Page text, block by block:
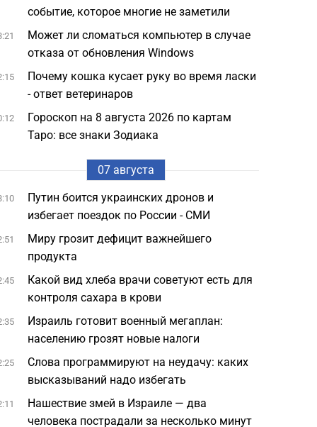
событие, которое многие не заметили
Может ли сломаться компьютер в случае
отказа от обновления Windows
Почему кошка кусает руку во время ласки
- ответ ветеринаров
Гороскоп на 8 августа 2026 по картам
Таро: все знаки Зодиака
07 августа
Путин боится украинских дронов и
избегает поездок по России - СМИ
Миру грозит дефицит важнейшего
продукта
Какой вид хлеба врачи советуют есть для
контроля сахара в крови
Израиль готовит военный мегаплан:
населению грозят новые налоги
Слова программируют на неудачу: каких
высказываний надо избегать
Нашествие змей в Израиле — два
человека пострадали за несколько минут